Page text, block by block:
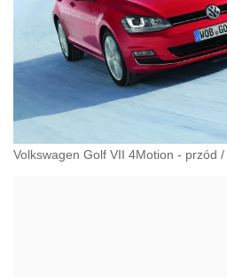
Volkswagen Golf VII 4Motion - przód /